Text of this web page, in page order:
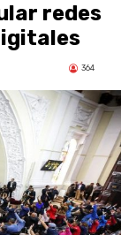
redes
364